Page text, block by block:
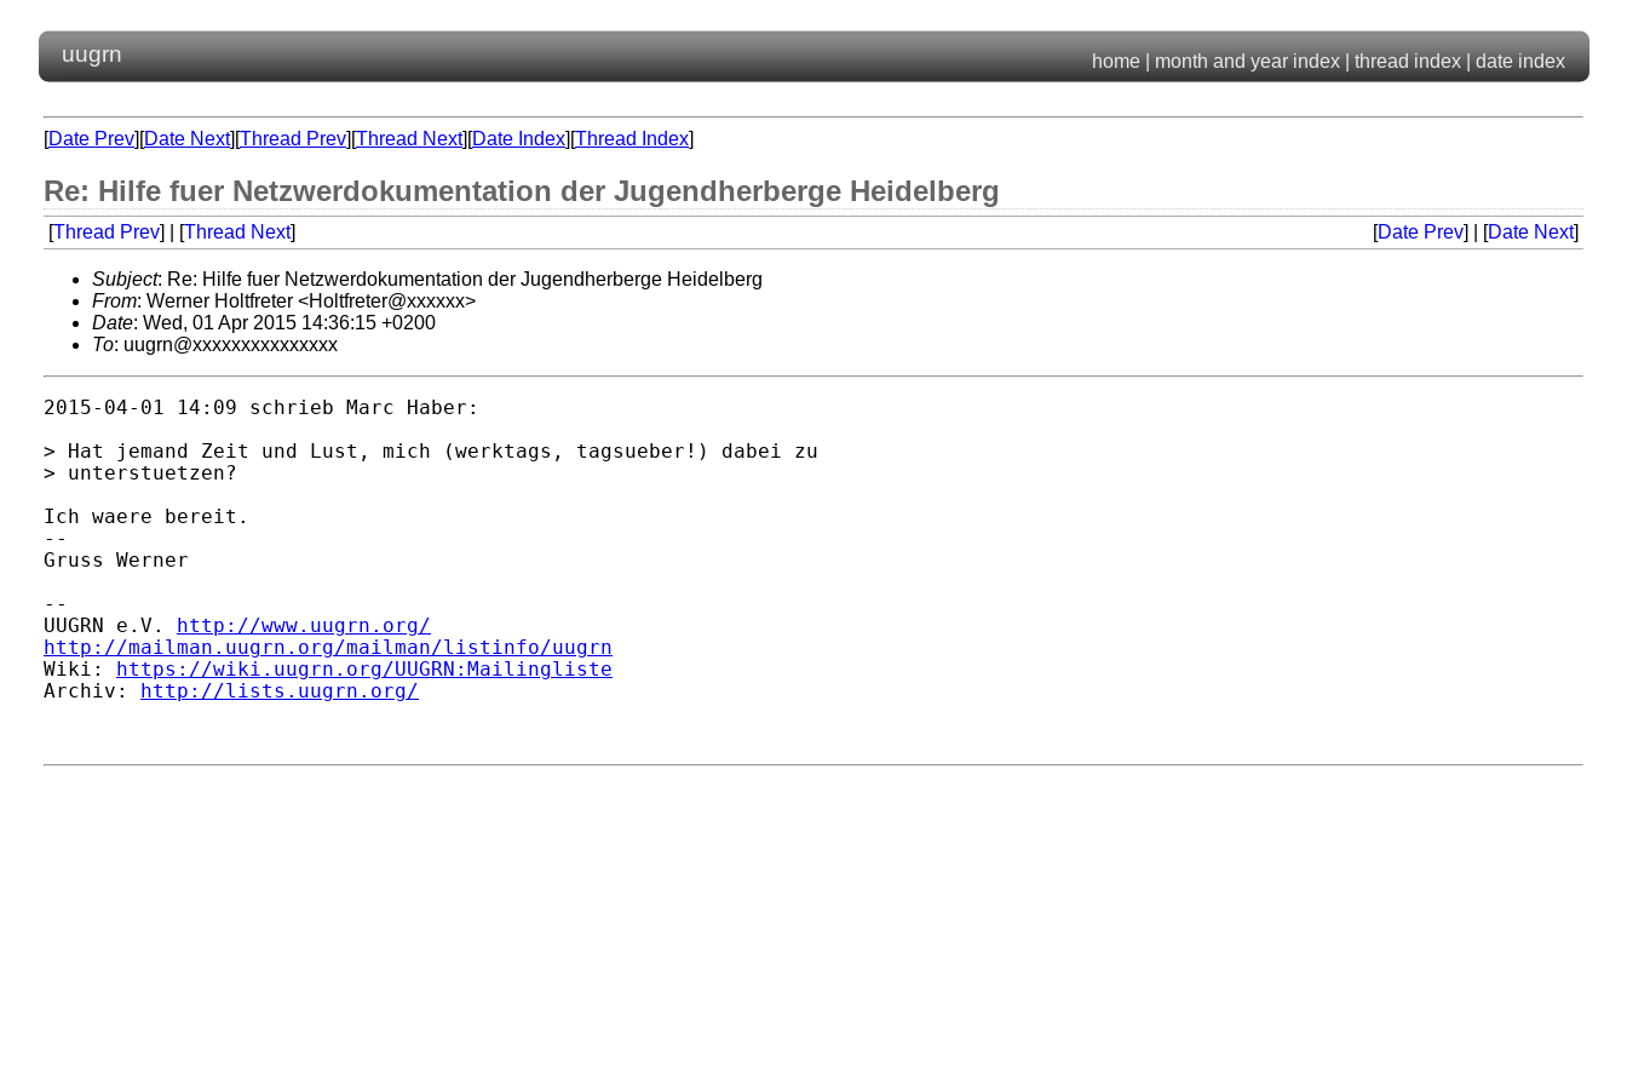
uugrn home|month and year index|thread index|date index
[Date Prev][Date Next][Thread Prev][Thread Next][Date Index][Thread Index]
Re: Hilfe fuer Netzwerdokumentation der Jugendherberge Heidelberg
[Thread Prev] | [Thread Next] [Date Prev] | [Date Next]
Subject: Re: Hilfe fuer Netzwerdokumentation der Jugendherberge Heidelberg
From: Werner Holtfreter <Holtfreter@xxxxxx>
Date: Wed, 01 Apr 2015 14:36:15 +0200
To: uugrn@xxxxxxxxxxxxxxx
2015-04-01 14:09 schrieb Marc Haber:
> Hat jemand Zeit und Lust, mich (werktags, tagsueber!) dabei zu
> unterstuetzen?
Ich waere bereit.
--
Gruss Werner
--
UUGRN e.V.
http://www.uugrn.org/
http://mailman.uugrn.org/mailman/listinfo/uugrn
Wiki:
https://wiki.uugrn.org/UUGRN:Mailingliste
Archiv:
http://lists.uugrn.org/